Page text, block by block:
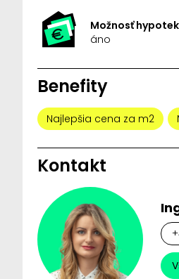
Možnosť
áno
Benefity
Najlepšia cena za m2
Kontakt